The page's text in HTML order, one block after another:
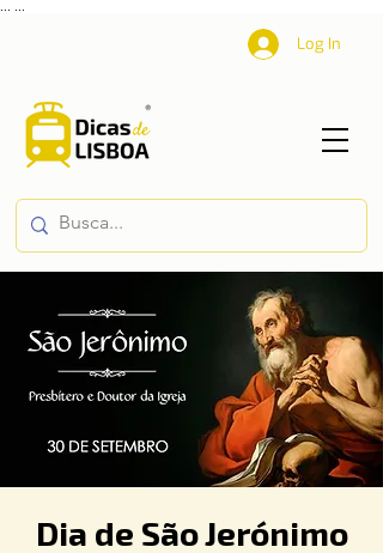
Log In
Dia de São Jerónimo